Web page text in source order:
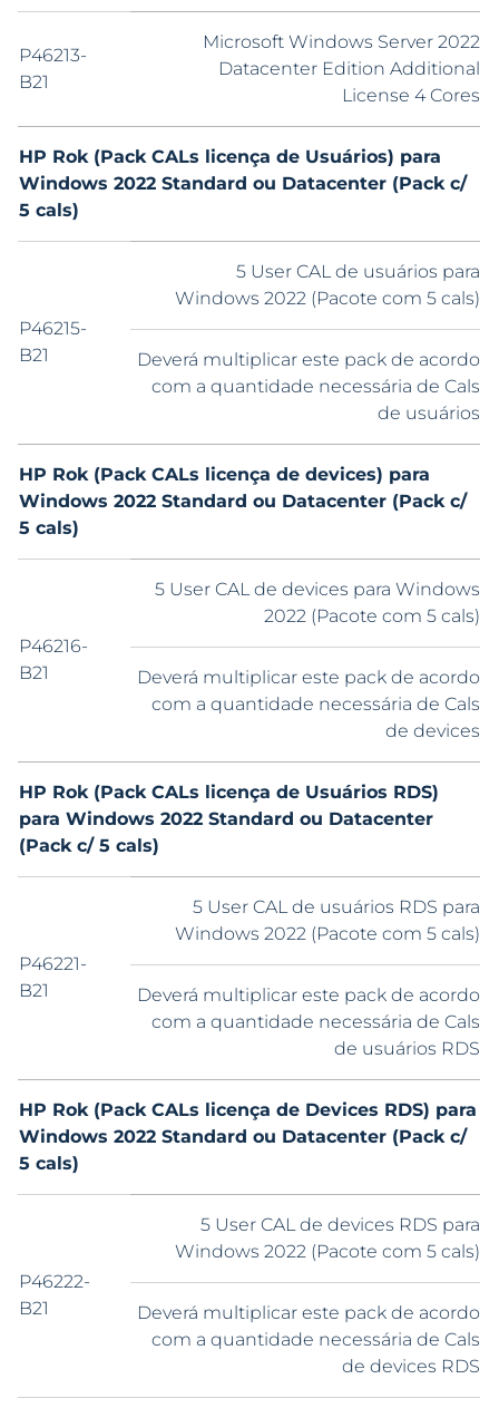
P46213-
B21
Microsoft Windows Server 2022
Datacenter Edition Additional
License 4 Cores
HP Rok (Pack CALs licença de Usuários) para
Windows 2022 Standard ou Datacenter (Pack c/
5 cals)
P46215-
B21
5 User CAL de usuários para
Windows 2022 (Pacote com 5 cals)
Deverá multiplicar este pack de acordo
com a quantidade necessária de Cals
de usuários
HP Rok (Pack CALs licença de devices) para
Windows 2022 Standard ou Datacenter (Pack c/
5 cals)
P46216-
B21
5 User CAL de devices para Windows
2022 (Pacote com 5 cals)
Deverá multiplicar este pack de acordo
com a quantidade necessária de Cals
de devices
HP Rok (Pack CALs licença de Usuários RDS)
para Windows 2022 Standard ou Datacenter
(Pack c/ 5 cals)
P46221-
B21
5 User CAL de usuários RDS para
Windows 2022 (Pacote com 5 cals)
Deverá multiplicar este pack de acordo
com a quantidade necessária de Cals
de usuários RDS
HP Rok (Pack CALs licença de Devices RDS) para
Windows 2022 Standard ou Datacenter (Pack c/
5 cals)
P46222-
B21
5 User CAL de devices RDS para
Windows 2022 (Pacote com 5 cals)
Deverá multiplicar este pack de acordo
com a quantidade necessária de Cals
de devices RDS